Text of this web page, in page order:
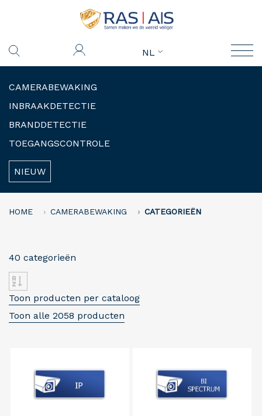
NL
CAMERABEWAKING
INBRAAKDETECTIE
BRANDDETECTIE
TOEGANGSCONTROLE
NIEUW
HOME CAMERABEWAKING CATEGORIEËN
40 categorieën
Toon producten per cataloog
Toon alle 2058 producten